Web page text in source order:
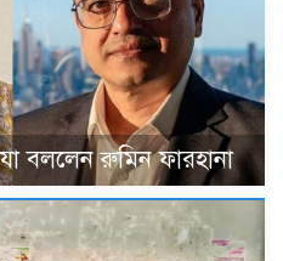
যা বললেন রুমিন ফারহানা